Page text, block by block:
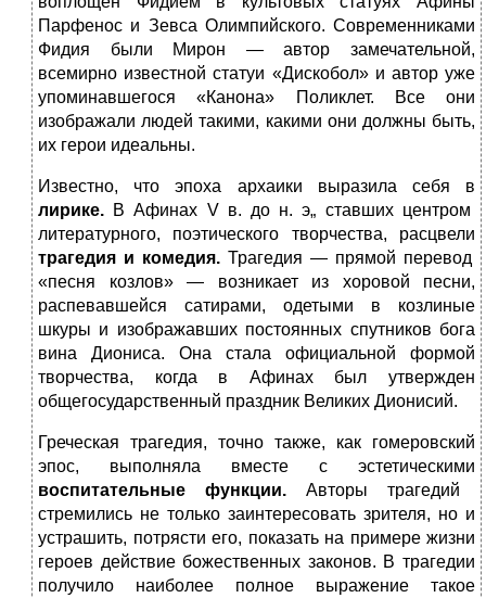
Парфенос и Зевса Олимпийского. Современниками
Фидия были Мирон — автор замечательной,
всемирно известной статуи «Дискобол» и автор уже
упоминавшегося «Канона» Поликлет. Все они
изображали людей такими, какими они должны быть,
их герои идеальны.
Известно, что эпоха архаики выразила себя в
лирике. В Афинах V в. до н. э„ ставших центром
литературного, поэтического творчества, расцвели
трагедия и комедия. Трагедия — прямой перевод
«песня козлов» — возникает из хоровой песни,
распевавшейся сатирами, одетыми в козлиные
шкуры и изображавших постоянных спутников бога
вина Диониса. Она стала официальной формой
творчества, когда в Афинах был утвержден
общегосударственный праздник Великих Дионисий.
Греческая трагедия, точно также, как гомеровский
эпос, выполняла вместе с эстетическими
воспитательные функции. Авторы трагедий
стремились не только заинтересовать зрителя, но и
устрашить, потрясти его, показать на примере жизни
героев действие божественных законов. В трагедии
получило наиболее полное выражение такое